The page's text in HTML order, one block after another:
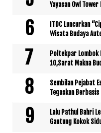
Yayasan Owl
ITDC Luncurkan
Wisata Budaya
Poltekpar Lombok
10,Sarat Makna
Sembilan Pejabat
Tegaskan Berbasis
Lalu Pathul Bahri
Gantung Kokok